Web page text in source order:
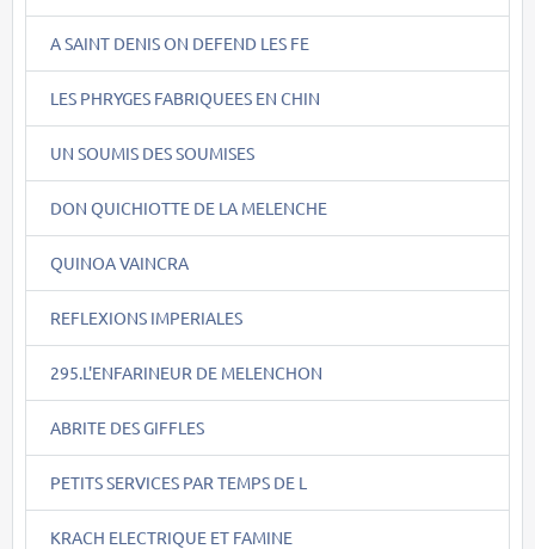
A SAINT DENIS ON DEFEND LES FE
LES PHRYGES FABRIQUEES EN CHIN
UN SOUMIS DES SOUMISES
DON QUICHIOTTE DE LA MELENCHE
QUINOA VAINCRA
REFLEXIONS IMPERIALES
295.L'ENFARINEUR DE MELENCHON
ABRITE DES GIFFLES
PETITS SERVICES PAR TEMPS DE L
KRACH ELECTRIQUE ET FAMINE